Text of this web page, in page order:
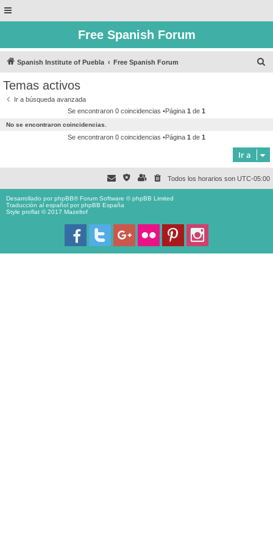
Free Spanish Forum
Spanish Institute of Puebla Free Spanish Forum
Temas activos
Ir a búsqueda avanzada
Se encontraron 0 coincidencias •Página 1 de 1
No se encontraron coincidencias.
Se encontraron 0 coincidencias •Página 1 de 1
Ir a
Todos los horarios son UTC-05:00
Desarrollado porphpBB® Forum Software © phpBB Limited
Traducción al español porphpBB España
Style proflat © 2017 Mazeltof